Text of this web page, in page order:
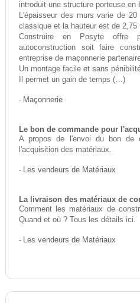
introduit une structure porteuse en
L'épaisseur des murs varie de
classique et la hauteur est de 2,75
Construire en Posyte offre
autoconstruction soit faire
entreprise de maçonnerie
Un montage facile et sans
Il permet un gain de temps (…)
- Maçonnerie
Le bon de commande pour
A propos de l'envoi du bon de
l'acquisition des matériaux.
- Les vendeurs de Matériaux
La livraison des matériaux de
Comment les matériaux de
Quand et où ? Tous les détails ici.
- Les vendeurs de Matériaux